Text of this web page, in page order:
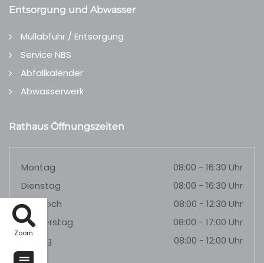
Zoom
Entsorgung und Abwasser
Müllabfuhr / Entsorgung
Service NBS
Abfallkalender
Abwasserwerk
Rathaus Öffnungszeiten
Montag
08:00 - 16:30 Uhr
Dienstag
08:00 - 16:30 Uhr
Mittwoch
08:00 - 12:30 Uhr
Donnerstag
08:00 - 17:00 Uhr
Freitag
08:00 - 12:00 Uhr